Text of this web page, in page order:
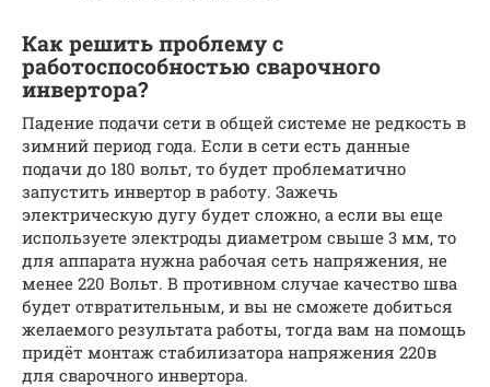
Как решить проблему с
работоспособностью сварочного
инвертора?
Падение подачи сети в общей системе не редкость в
зимний период года. Если в сети есть данные
подачи до 180 вольт, то будет проблематично
запустить инвертор в работу. Зажечь
электрическую дугу будет сложно, а если вы еще
используете электроды диаметром свыше 3 мм, то
для аппарата нужна рабочая сеть напряжения, не
менее 220 Вольт. В противном случае качество шва
будет отвратительным, и вы не сможете добиться
желаемого результата работы, тогда вам на помощь
придёт монтаж стабилизатора напряжения 220в
для сварочного инвертора.